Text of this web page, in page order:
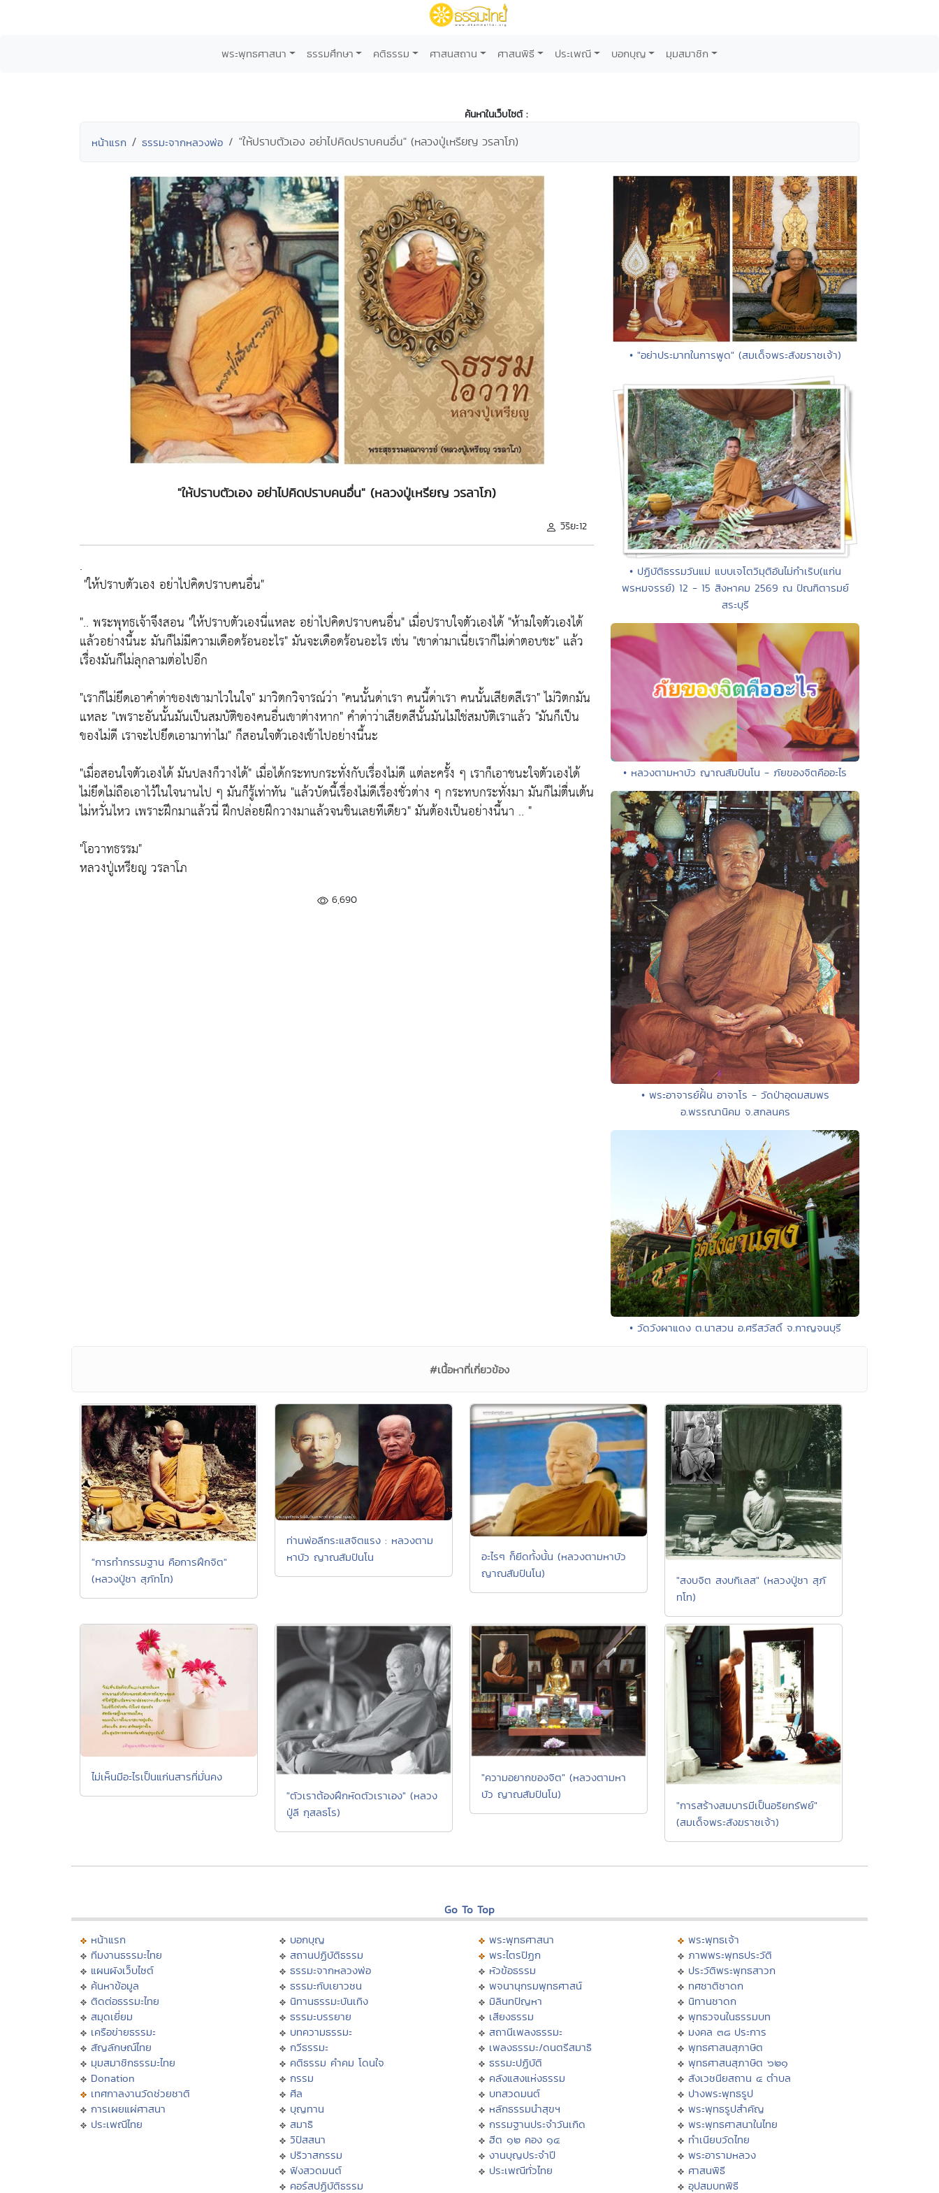
พระพุทธศาสนา ธรรมศึกษา คติธรรม ศาสนสถาน ศาสนพิธี ประเพณี บอกบุญ มุมสมาชิก
ค้นหาในเว็บไซต์ :
หน้าแรก ธรรมะจากหลวงพ่อ "ให้ปราบตัวเอง อย่าไปคิดปราบคนอื่น" (หลวงปู่เหรียญ วรลาโภ)
"ให้ปราบตัวเอง อย่าไปคิดปราบคนอื่น" (หลวงปู่เหรียญ วรลาโภ)
วิริยะ12
.
"ให้ปราบตัวเอง อย่าไปคิดปราบคนอื่น"
".. พระพุทธเจ้าจึงสอน "ให้ปราบตัวเองนี่แหละ อย่าไปคิดปราบคนอื่น" เมื่อปราบใจตัวเองได้"ห้ามใจตัวเองได้
แล้วอย่างนี้นะ มันก็ไม่มีความเดือดร้อนอะไร"มันจะเดือดร้อนอะไร เช่น "เขาด่ามาเนี่ยเราก็ไม่ด่าตอบชะ" แล้ว
เรื่องมันก็ไม่ลุกลามต่อไปอีก
"เราก็ไม่ยึดเอาคำด่าของเขามาไวในใจ"มาวิตกวิจารณ์ว่า "คนนั้นด่าเรา คนนี้ด่าเรา คนนั้นเสียดสีเรา"ไม่วิตกมัน
แหละ "เพราะอันนั้นมันเป็นสมบัติของคนอื่นเขาต่างหาก"คำด่าว่าเสียดสีนั้นมันไม่ใช่สมบัติเราแล้ว "มันก็เป็น
ของไม่ดี เราจะไปยึดเอามาท่าไม" ก็สอนใจตัวเองเข้าไปอย่างนี้นะ
"เมื่อสอนใจตัวเองได้ มันปลงก็วางได้" เมื่อได้กระทบกระทั่งกับเรื่องไม่ดี แต่ละครั้ง ๆ เราก็เอาชนะใจตัวเองได้
ไม่ยึดไม่ถือเอาไว้ในใจนานไป ๆ มันก็รู้เท่าทัน "แล้วบัดนี้เรื่องไม่ดีเรื่องชั่วต่าง ๆ กระทบกระทั่งมา มันก็ไม่ตื่นเต้น
ไม่หวั่นไหว เพราะฝึกมาแล้วนี่ ฝึกปล่อยฝึกวางมาแล้วจนชินเลยทีเดียว"มันต้องเป็นอย่างนี้นา .. "
"โอวาทธรรม"
หลวงปู่เหรียญ วรลาโภ
6,690
• "อย่าประมาทในการพูด" (สมเด็จพระสังฆราชเจ้า)
• ปฏิบัติธรรมวันแม่ แบบเจโตวิมุติอันไม่กำเริบ(แก่น
พรหมจรรย์) 12 - 15 สิงหาคม 2569 ณ ปัณฑิตารมย์
สระบุรี
• หลวงตามหาบัว ญาณสัมปันโน - ภัยของจิตคืออะไร
• พระอาจารย์ฝั้น อาจาโร - วัดป่าอุดมสมพร
อ.พรรณานิคม จ.สกลนคร
• วัดวังผาแดง ต.นาสวน อ.ศรีสวัสดิ์ จ.กาญจนบุรี
#เนื้อหาที่เกี่ยวข้อง
"การทำกรรมฐาน คือการฝึกจิต"
(หลวงปู่ชา สุภัทโท)
ท่านพ่อลีกระแสจิตแรง : หลวงตาม
หาบัว ญาณสัมปันโน
อะไรๆ ก็ยีดทั้งนั้น (หลวงตามหาบัว
ญาณสัมปันโน)
"สงบจิต สงบกิเลส" (หลวงปู่ชา สุภั
ทโท)
ไม่เห็นมีอะไรเป็นแก่นสารที่มั่นคง
"ตัวเราต้องฝึกหัดตัวเราเอง" (หลวง
ปู่ลี กุสลธโร)
"ความอยากของจิต" (หลวงตามหา
บัว ญาณสัมปันโน)
"การสร้างสมบารมีเป็นอริยทรัพย์"
(สมเด็จพระสังฆราชเจ้า)
Go To Top
หน้าแรก
ทีมงานธรรมะไทย
แผนผังเว็บไซต์
ค้นหาข้อมูล
ติดต่อธรรมะไทย
สมุดเยี่ยม
เครือข่ายธรรมะ
สัญลักษณ์ไทย
มุมสมาชิกธรรมะไทย
Donation
เทศกาลงานวัดช่วยชาติ
การเผยแผ่ศาสนา
ประเพณีไทย
บอกบุญ
สถานปฏิบัติธรรม
ธรรมะจากหลวงพ่อ
ธรรมะกับเยาวชน
นิทานธรรมะบันเทิง
ธรรมะบรรยาย
บทความธรรมะ
กวีธรรมะ
คติธรรม คำคม โดนใจ
กรรม
ศีล
บุญทาน
สมาธิ
วิปัสสนา
ปริวาสกรรม
ฟังสวดมนต์
คอร์สปฏิบัติธรรม
พระพุทธศาสนา
พระไตรปิฏก
หัวข้อธรรม
พจนานุกรมพุทธศาสน์
มิลินทปัญหา
เสียงธรรม
สถานีเพลงธรรมะ
เพลงธรรมะ/ดนตรีสมาธิ
ธรรมะปฏิบัติ
คลังแสงแห่งธรรม
บทสวดมนต์
หลักธรรมนำสุขฯ
กรรมฐานประจำวันเกิด
ฮีต ๑๒ คอง ๑๔
งานบุญประจำปี
ประเพณีทั่วไทย
พระพุทธเจ้า
ภาพพระพุทธประวัติ
ประวัติพระพุทธสาวก
ทศชาติชาดก
นิทานชาดก
พุทธวจนในธรรมบท
มงคล ๓๘ ประการ
พุทธศาสนสุภาษิต
พุทธศาสนสุภาษิต ๖๒๑
สังเวชนียสถาน ๔ ตำบล
ปางพระพุทธรูป
พระพุทธรูปสำคัญ
พระพุทธศาสนาในไทย
ทำเนียบวัดไทย
พระอารามหลวง
ศาสนพิธี
อุปสมบทพิธี